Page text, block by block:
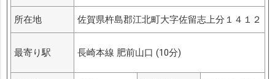
所在地 佐賀県杵島郡江北町大字佐留志上分１４１２
最寄り駅 長崎本線 肥前山口 (10分)